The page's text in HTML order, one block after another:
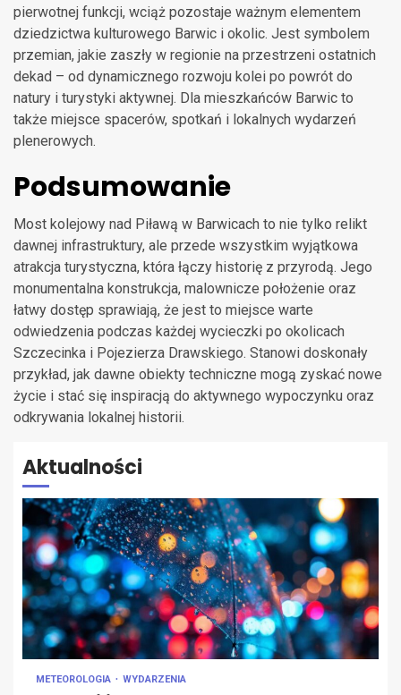
pierwotnej funkcji, wciąż pozostaje ważnym elementem
dziedzictwa kulturowego Barwic i okolic. Jest symbolem
przemian, jakie zaszły w regionie na przestrzeni ostatnich
dekad – od dynamicznego rozwoju kolei po powrót do
natury i turystyki aktywnej. Dla mieszkańców Barwic to
także miejsce spacerów, spotkań i lokalnych wydarzeń
plenerowych.
Podsumowanie
Most kolejowy nad Piławą w Barwicach to nie tylko relikt
dawnej infrastruktury, ale przede wszystkim wyjątkowa
atrakcja turystyczna, która łączy historię z przyrodą. Jego
monumentalna konstrukcja, malownicze położenie oraz
łatwy dostęp sprawiają, że jest to miejsce warte
odwiedzenia podczas każdej wycieczki po okolicach
Szczecinka i Pojezierza Drawskiego. Stanowi doskonały
przykład, jak dawne obiekty techniczne mogą zyskać nowe
życie i stać się inspiracją do aktywnego wypoczynku oraz
odkrywania lokalnej historii.
Aktualności
METEOROLOGIA WYDARZENIA